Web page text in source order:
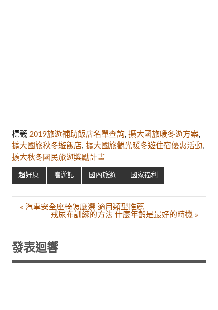
標籤 2019旅遊補助飯店名單查詢, 擴大國旅暖冬遊方案,
擴大國旅秋冬遊飯店, 擴大國旅觀光暖冬遊住宿優惠活動,
擴大秋冬國民旅遊獎勵計畫
超好康 嘻遊記 國內旅遊 國家福利
文
« 汽車安全座椅怎麼選 適用類型推薦
戒尿布訓練的方法 什麼年齡是最好的時機 »
發表迴響